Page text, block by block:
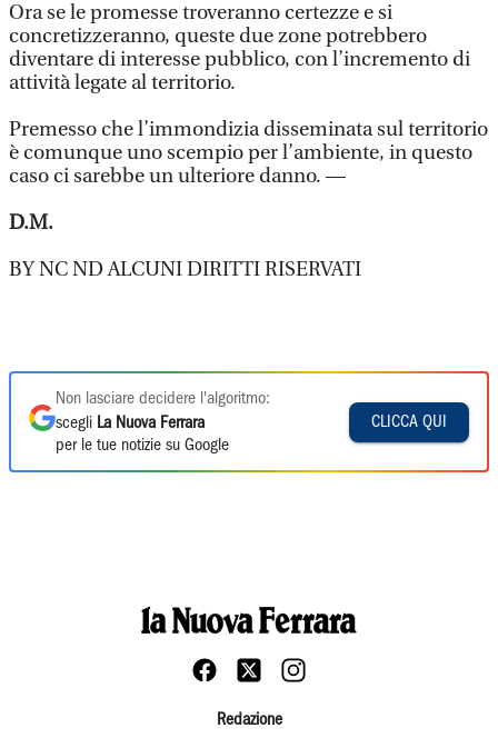
Ora se le promesse troveranno certezze e si
concretizzeranno, queste due zone potrebbero
diventare di interesse pubblico, con l’incremento di
attività legate al territorio.
Premesso che l’immondizia disseminata sul territorio
è comunque uno scempio per l’ambiente, in questo
caso ci sarebbe un ulteriore danno. —
D.M.
BY NC ND ALCUNI DIRITTI RISERVATI
Non lasciare decidere l'algoritmo:
scegli La Nuova Ferrara
per le tue notizie su Google
CLICCA QUI
Redazione